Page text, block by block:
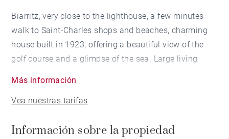
Biarritz, very close to the lighthouse, a few minutes
walk to Saint-Charles shops and beaches, charming
house built in 1923, offering a beautiful view of the
golf course and a glimpse of the sea. Large living
Attics, cellar spaces in the basement, garage. Great
Más información
Vea nuestras tarifas
Información sobre la propiedad